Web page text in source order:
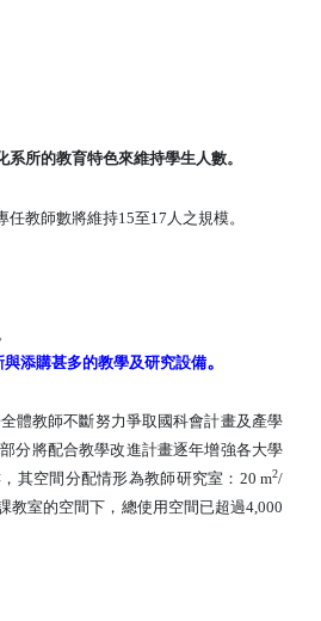
系所的教育特色來維持學生人數。
任教師數將維持15至17 人之規模。
添購甚多的教學及研究設備。
體教師不斷努力爭取國科會計畫及產學
分將配合教學改進計畫逐年增強各大學
其空間分配情形為教師研究室： 20 m2/
教室的空間下，總使用空間已超過4,000